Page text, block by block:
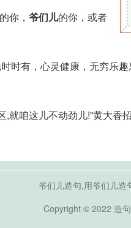
你，爷们儿的你，或者
时有，心灵健康，无穷乐
就咱这儿不动劲儿!”黄大香
爷们儿造句,用爷们儿造
Copyright © 2022 造句